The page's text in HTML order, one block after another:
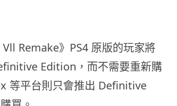
Vll Remake》PS4 原版的玩家將
Edition，而不需要重新購
等平台則只會推出 Definitive